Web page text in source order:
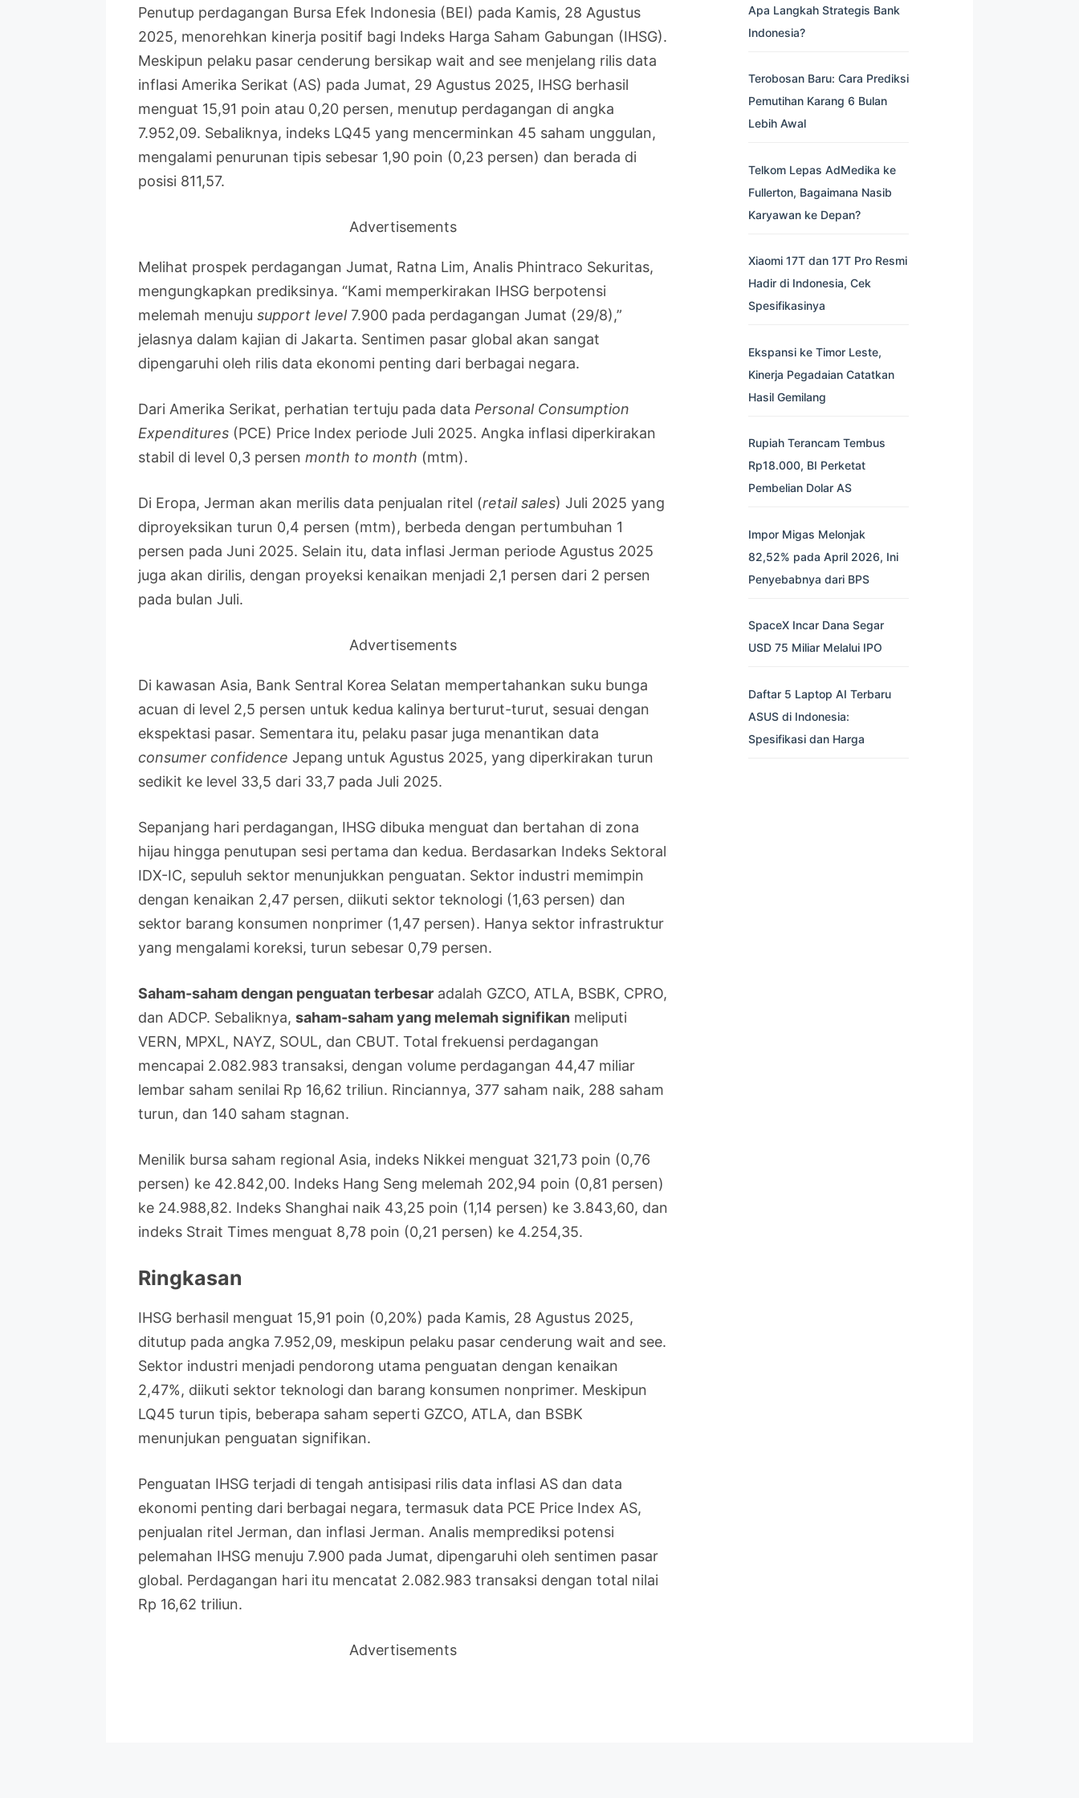
Penutup perdagangan Bursa Efek Indonesia (BEI) pada Kamis, 28 Agustus
2025, menorehkan kinerja positif bagi Indeks Harga Saham Gabungan (IHSG).
Meskipun pelaku pasar cenderung bersikap wait and see menjelang rilis data
inflasi Amerika Serikat (AS) pada Jumat, 29 Agustus 2025, IHSG berhasil
menguat 15,91 poin atau 0,20 persen, menutup perdagangan di angka
7.952,09. Sebaliknya, indeks LQ45 yang mencerminkan 45 saham unggulan,
mengalami penurunan tipis sebesar 1,90 poin (0,23 persen) dan berada di
posisi 811,57.
Advertisements
Melihat prospek perdagangan Jumat, Ratna Lim, Analis Phintraco Sekuritas,
mengungkapkan prediksinya. “Kami memperkirakan IHSG berpotensi
melemah menuju support level7.900 pada perdagangan Jumat (29/8),”
jelasnya dalam kajian di Jakarta. Sentimen pasar global akan sangat
dipengaruhi oleh rilis data ekonomi penting dari berbagai negara.
Dari Amerika Serikat, perhatian tertuju pada data Personal Consumption
Expenditures (PCE) Price Index periode Juli 2025. Angka inflasi diperkirakan
stabil di level 0,3 persen month to month (mtm).
Di Eropa, Jerman akan merilis data penjualan ritel (retail sales) Juli 2025 yang
diproyeksikan turun 0,4 persen (mtm), berbeda dengan pertumbuhan 1
persen pada Juni 2025. Selain itu, data inflasi Jerman periode Agustus 2025
juga akan dirilis, dengan proyeksi kenaikan menjadi 2,1 persen dari 2 persen
pada bulan Juli.
Advertisements
Di kawasan Asia, Bank Sentral Korea Selatan mempertahankan suku bunga
acuan di level 2,5 persen untuk kedua kalinya berturut-turut, sesuai dengan
ekspektasi pasar. Sementara itu, pelaku pasar juga menantikan data
consumer confidence Jepang untuk Agustus 2025, yang diperkirakan turun
sedikit ke level 33,5 dari 33,7 pada Juli 2025.
Sepanjang hari perdagangan, IHSG dibuka menguat dan bertahan di zona
hijau hingga penutupan sesi pertama dan kedua. Berdasarkan Indeks Sektoral
IDX-IC, sepuluh sektor menunjukkan penguatan. Sektor industri memimpin
dengan kenaikan 2,47 persen, diikuti sektor teknologi (1,63 persen) dan
sektor barang konsumen nonprimer (1,47 persen). Hanya sektor infrastruktur
yang mengalami koreksi, turun sebesar 0,79 persen.
Saham-saham dengan penguatan terbesar adalah GZCO, ATLA, BSBK, CPRO,
dan ADCP. Sebaliknya, saham-saham yang melemah signifikan meliputi
VERN, MPXL, NAYZ, SOUL, dan CBUT. Total frekuensi perdagangan
mencapai 2.082.983 transaksi, dengan volume perdagangan 44,47 miliar
lembar saham senilai Rp 16,62 triliun. Rinciannya, 377 saham naik, 288 saham
turun, dan 140 saham stagnan.
Menilik bursa saham regional Asia, indeks Nikkei menguat 321,73 poin (0,76
persen) ke 42.842,00. Indeks Hang Seng melemah 202,94 poin (0,81 persen)
ke 24.988,82. Indeks Shanghai naik 43,25 poin (1,14 persen) ke 3.843,60, dan
indeks Strait Times menguat 8,78 poin (0,21 persen) ke 4.254,35.
Ringkasan
IHSG berhasil menguat 15,91 poin (0,20%) pada Kamis, 28 Agustus 2025,
ditutup pada angka 7.952,09, meskipun pelaku pasar cenderung wait and see.
Sektor industri menjadi pendorong utama penguatan dengan kenaikan
2,47%, diikuti sektor teknologi dan barang konsumen nonprimer. Meskipun
LQ45 turun tipis, beberapa saham seperti GZCO, ATLA, dan BSBK
menunjukan penguatan signifikan.
Penguatan IHSG terjadi di tengah antisipasi rilis data inflasi AS dan data
ekonomi penting dari berbagai negara, termasuk data PCE Price Index AS,
penjualan ritel Jerman, dan inflasi Jerman. Analis memprediksi potensi
pelemahan IHSG menuju 7.900 pada Jumat, dipengaruhi oleh sentimen pasar
global. Perdagangan hari itu mencatat 2.082.983 transaksi dengan total nilai
Rp 16,62 triliun.
Advertisements
Apa Langkah Strategis Bank
Indonesia?
Terobosan Baru: Cara Prediksi
Pemutihan Karang 6 Bulan
Lebih Awal
Telkom Lepas AdMedika ke
Fullerton, Bagaimana Nasib
Karyawan ke Depan?
Xiaomi 17T dan 17T Pro Resmi
Hadir di Indonesia, Cek
Spesifikasinya
Ekspansi ke Timor Leste,
Kinerja Pegadaian Catatkan
Hasil Gemilang
Rupiah Terancam Tembus
Rp18.000, BI Perketat
Pembelian Dolar AS
Impor Migas Melonjak
82,52% pada April 2026, Ini
Penyebabnya dari BPS
SpaceX Incar Dana Segar
USD 75 Miliar Melalui IPO
Daftar 5 Laptop AI Terbaru
ASUS di Indonesia:
Spesifikasi dan Harga